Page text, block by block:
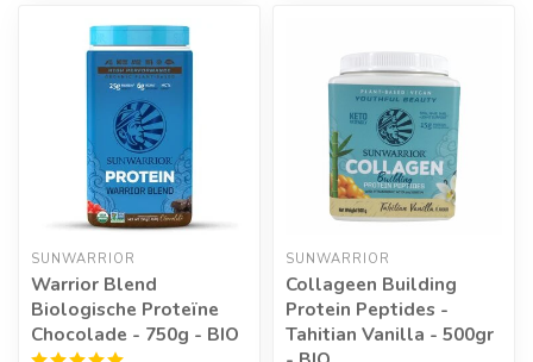
SUNWARRIOR
Warrior Blend
Biologische Proteïne
Chocolade - 750g - BIO
SUNWARRIOR
Collageen Building
Protein Peptides -
Tahitian Vanilla - 500gr